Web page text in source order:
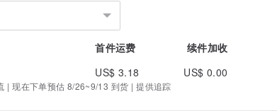
首件运费
续件加收
US$ 3.18 US$ 0.00
| 现在下单预估 8/26~9/13 到货 | 提供追踪